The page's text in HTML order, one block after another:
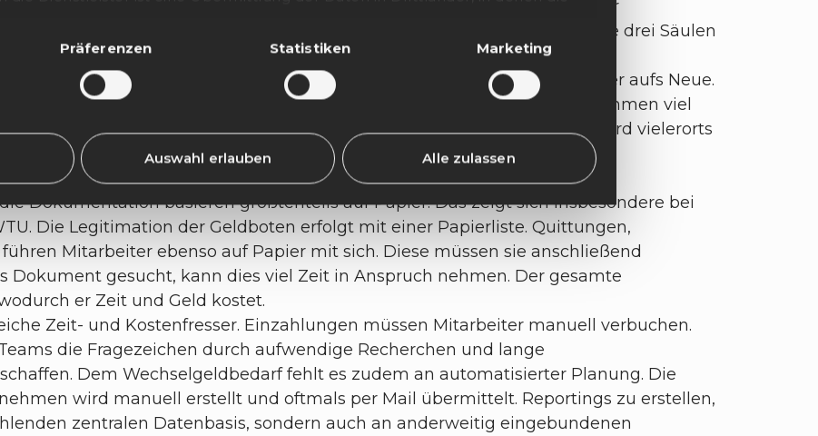
der DSGVO gleichwertiges Datenschutzniveau zu gewährleisten.
Sie in die oben beschriebenen Vorgänge ein. Sie können Ihre Einwilligung
unter Datenschutz-Einstellung widerrufen. Mehr Informationen finden Sie in
bis zum Widerruf erfolgten Verarbeitung nicht berührt.
Präferenzen Statistiken Marketing
Auswahl erlauben Alle zulassen
ein Zusammenwirken der Prozesse aus Filialen, der Zentrale und der
(WTU). Optimierungspotenzial weisen dabei alle drei Säulen
häufig manuell durchführen – und das immer wieder aufs Neue.
Tresormanagement fehlt es an effizienten Abläufen. Abgabeprozesse nehmen viel
Differenzen lassen sich allenfalls schwer identifizieren. Gesteuert wird vielerorts
ein mobiles Backoffice Zeitersparnisse mit sich bringen.
ist meist dominiert von zeitintensiven Prozessen.
Dokumentation basieren größtenteils auf Papier. Das zeigt sich insbesondere bei
Die Legitimation der Geldboten erfolgt mit einer Papierliste. Quittungen,
Mitarbeiter ebenso auf Papier mit sich. Diese müssen sie anschließend
gesucht, kann dies viel Zeit in Anspruch nehmen. Der gesamte
er Zeit und Geld kostet.
Zeit- und Kostenfresser. Einzahlungen müssen Mitarbeiter manuell verbuchen.
die Fragezeichen durch aufwendige Recherchen und lange
Dem Wechselgeldbedarf fehlt es zudem an automatisierter Planung. Die
wird manuell erstellt und oftmals per Mail übermittelt. Reportings zu erstellen,
zentralen Datenbasis, sondern auch an anderweitig eingebundenen